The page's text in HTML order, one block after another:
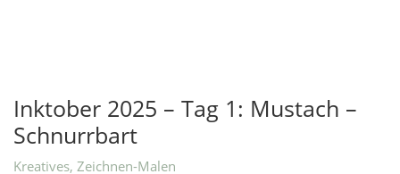
Inktober 2025 – Tag 1: Mustach –
Schnurrbart
Kreatives, Zeichnen-Malen